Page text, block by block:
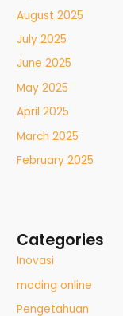
August 2025
July 2025
June 2025
May 2025
April 2025
March 2025
February 2025
Categories
Inovasi
mading online
Pengetahuan